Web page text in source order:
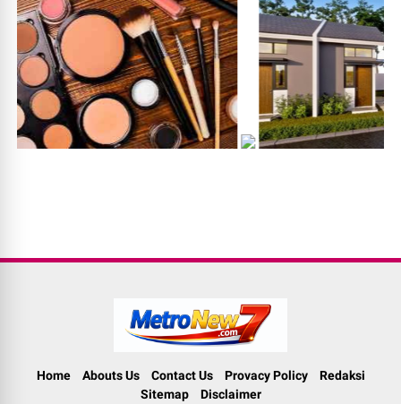
Home Abouts Us Contact Us Provacy Policy
Redaksi
Sitemap
Disclaimer